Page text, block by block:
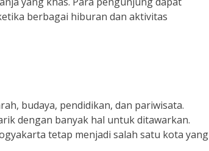
berbagai hiburan dan aktivitas
budaya, pendidikan, dan pariwisata.
dengan banyak hal untuk ditawarkan.
tetap menjadi salah satu kota yang